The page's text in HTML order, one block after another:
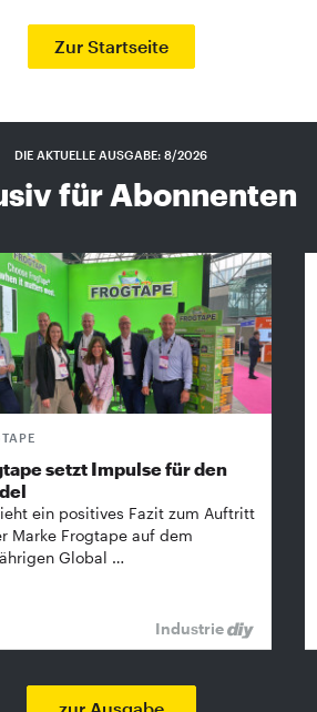
Zur Startseite
DIE AKTUELLE AUSGABE: 8/2026
für Abonnenten
setzt Impulse für den
ein positives Fazit zum Auftritt
Marke Frogtape auf dem
Global …
Industrie